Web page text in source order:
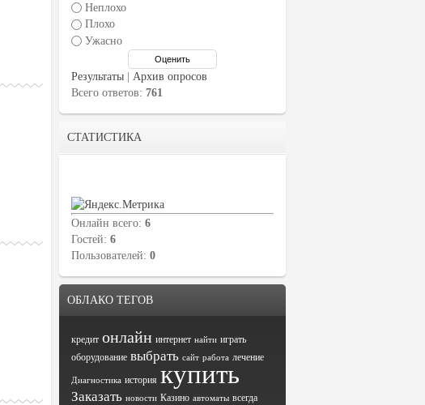
Неплохо
Плохо
Ужасно
Результаты
Архив опросов
Всего ответов: 761
СТАТИСТИКА
Онлайн всего: 6
Гостей: 6
Пользователей: 0
ОБЛАКО ТЕГОВ
кредит онлайн интернет найти играть
оборудование выбрать сайт работа лечение
Диагностика история купить
Заказать новости Казино автоматы всегда